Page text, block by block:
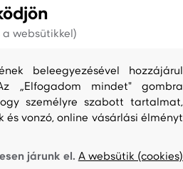
websütikkel)
beleegyezésével hozzájárul
„Elfogadom mindet" gombra
személyre szabott tartalmat,
és vonzó, online vásárlási élményt
járunk el. A websütik (cookies)